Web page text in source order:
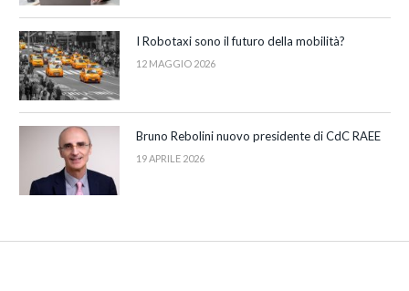
I Robotaxi sono il futuro della mobilità?
12 MAGGIO 2026
Bruno Rebolini nuovo presidente di CdC RAEE
19 APRILE 2026